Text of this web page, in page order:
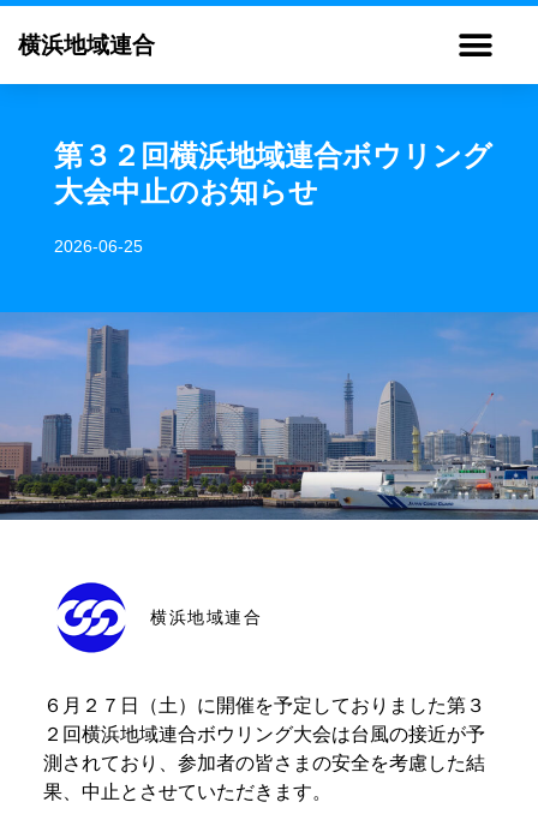
横浜地域連合
第３２回横浜地域連合ボウリング
大会中止のお知らせ
2026-06-25
横浜地域連合
６月２７日（土）に開催を予定しておりました第３
２回横浜地域連合ボウリング大会は台風の接近が予
測されており、参加者の皆さまの安全を考慮した結
果、中止とさせていただきます。